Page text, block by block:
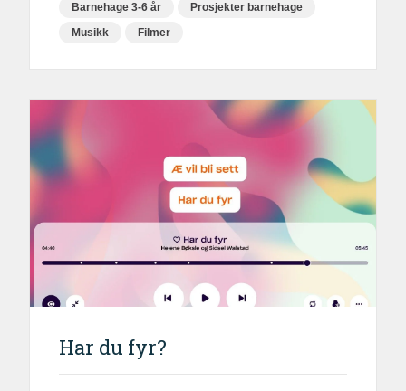
Barnehage 3-6 år
Prosjekter barnehage
Musikk
Filmer
Har du fyr?